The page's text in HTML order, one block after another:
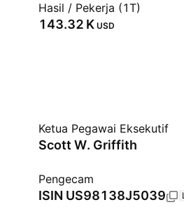
Hasil / Pekerja (1T)
‪143.32 K‬ USD
Ketua Pegawai Eksekutif
Scott W. Griffith
Pengecam
ISIN US98138J5039